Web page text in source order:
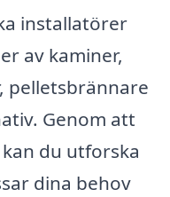
installatörer
av kaminer,
pelletsbrännare
Genom att
du utforska
dina behov